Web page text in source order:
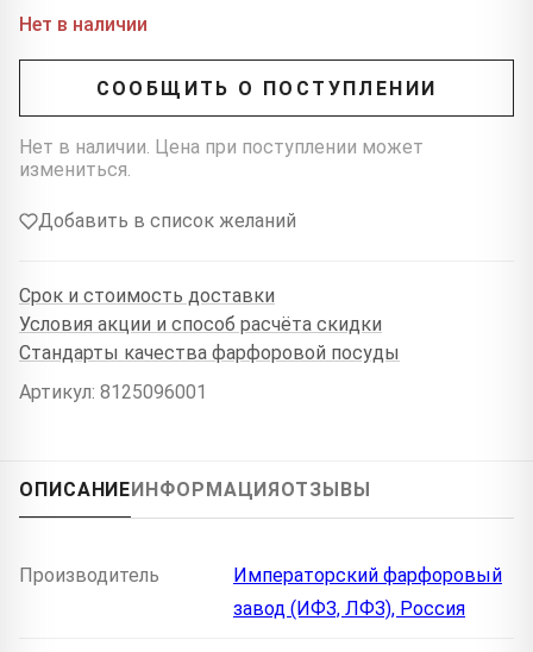
Нет в наличии
СООБЩИТЬ О ПОСТУПЛЕНИИ
Нет в наличии. Цена при поступлении может
измениться.
Добавить в список желаний
Срок и стоимость доставки
Условия акции и способ расчёта скидки
Стандарты качества фарфоровой посуды
Артикул: 8125096001
ОПИСАНИЕИНФОРМАЦИЯОТЗЫВЫ
Производитель
Императорский фарфоровый
завод (ИФЗ, ЛФЗ), Россия